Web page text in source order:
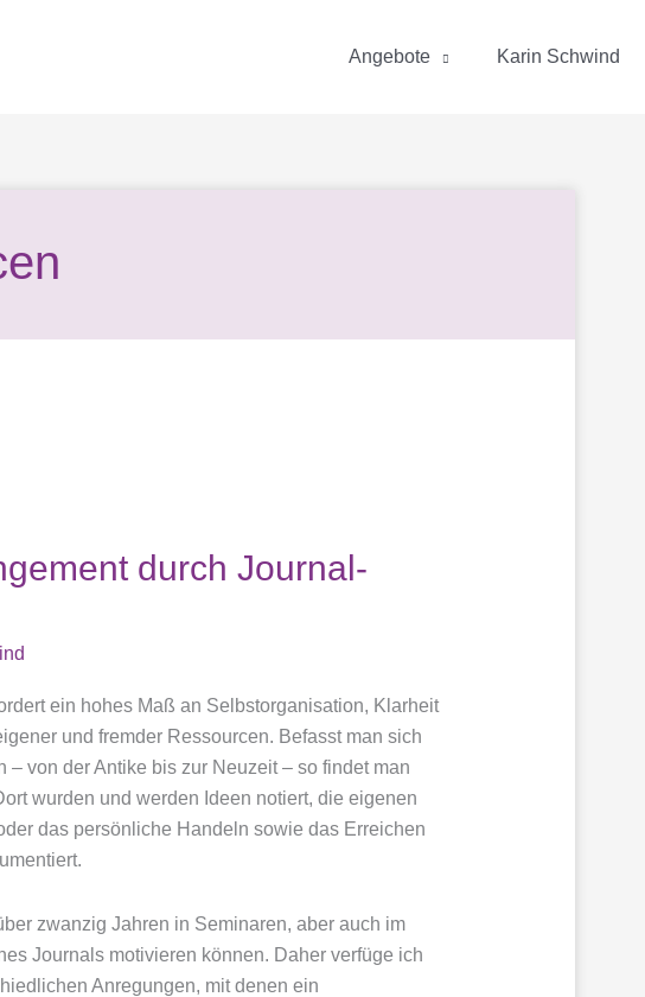
Angebote Karin Schwind
durch Journal-
ein hohes Maß an Selbstorganisation, Klarheit
und fremder Ressourcen. Befasst man sich
von der Antike bis zur Neuzeit – so findet man
wurden und werden Ideen notiert, die eigenen
das persönliche Handeln sowie das Erreichen
zwanzig Jahren in Seminaren, aber auch im
Journals motivieren können. Daher verfüge ich
Anregungen, mit denen ein